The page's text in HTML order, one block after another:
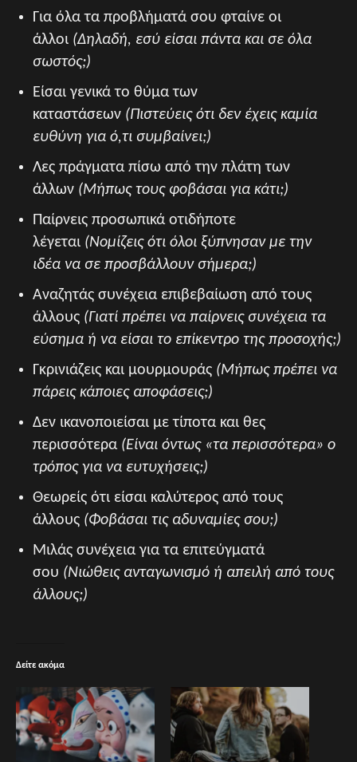
Για όλα τα προβλήματά σου φταίνε οι
άλλοι (Δηλαδή, εσύ είσαι πάντα και σε όλα
σωστός;)
Είσαι γενικά το θύμα των
καταστάσεων (Πιστεύεις ότι δεν έχεις καμία
ευθύνη για ό,τι συμβαίνει;)
Λες πράγματα πίσω από την πλάτη των
άλλων (Μήπως τους φοβάσαι για κάτι;)
Παίρνεις προσωπικά οτιδήποτε
λέγεται (Νομίζεις ότι όλοι ξύπνησαν με την
ιδέα να σε προσβάλλουν σήμερα;)
Αναζητάς συνέχεια επιβεβαίωση από τους
άλλους (Γιατί πρέπει να παίρνεις συνέχεια τα
εύσημα ή να είσαι το επίκεντρο της προσοχής;)
Γκρινιάζεις και μουρμουράς (Μήπως πρέπει να
πάρεις κάποιες αποφάσεις;)
Δεν ικανοποιείσαι με τίποτα και θες
περισσότερα (Είναι όντως «τα περισσότερα» ο
τρόπος για να ευτυχήσεις;)
Θεωρείς ότι είσαι καλύτερος από τους
άλλους (Φοβάσαι τις αδυναμίες σου;)
Μιλάς συνέχεια για τα επιτεύγματά
σου (Νιώθεις ανταγωνισμό ή απειλή από τους
άλλους;)
Δείτε ακόμα